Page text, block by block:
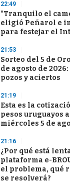
22:49
"Tranquilo el
eligió Peñarol e
para festejar el
21:53
Sorteo del 5 de
de agosto de
pozos y aciertos
21:19
Esta es la
pesos uruguayos
miércoles 5 de
21:16
¿Por qué está
plataforma e-
el problema, qué
se resolverá?